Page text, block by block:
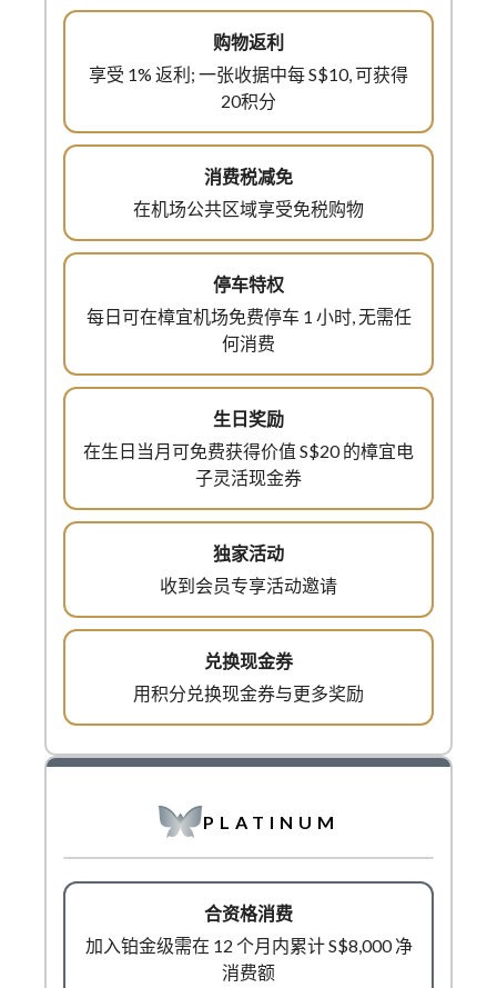
享受 1% 返利; 一张收据中每 S$10, 可获得
20积分
在机场公共区域享受免税购物
每日可在樟宜机场免费停车 1 小时, 无需任
何消费
在生日当月可免费获得价值 S$20 的樟宜电
子灵活现金券
收到会员专享活动邀请
用积分兑换现金券与更多奖励
PLATINUM
加入铂金级需在 12 个月内累计 S$8,000 净
消费额